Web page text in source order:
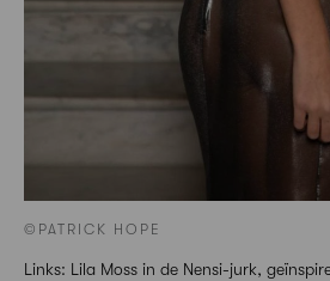
©PATRICK HOPE
Links: Lila Moss in de Nensi-jurk,